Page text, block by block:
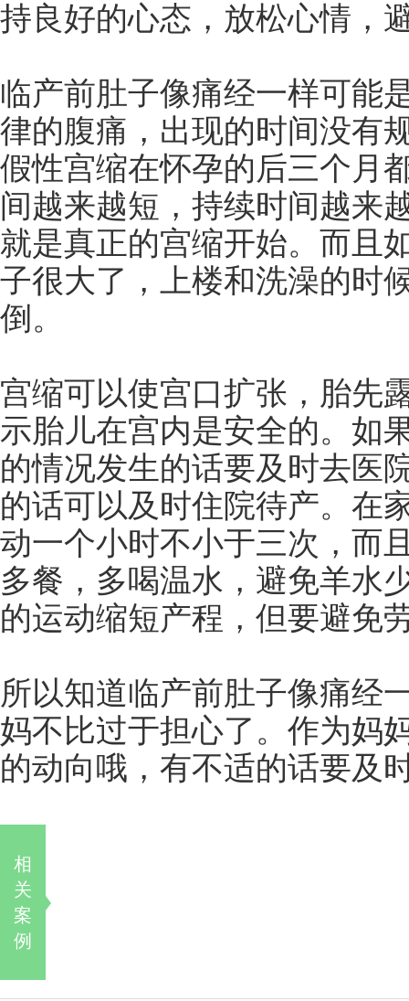
持良好的心态，放松心情，
临产前肚子像痛经一样可能
律的腹痛，出现的时间没有
假性宫缩在怀孕的后三个月
间越来越短，持续时间越来
就是真正的宫缩开始。而且
子很大了，上楼和洗澡的时
倒。
宫缩可以使宫口扩张，胎先
示胎儿在宫内是安全的。如
的情况发生的话要及时去医
的话可以及时住院待产。在
动一个小时不小于三次，而
多餐，多喝温水，避免羊水
的运动缩短产程，但要避免
所以知道临产前肚子像痛经
妈不比过于担心了。作为妈
的动向哦，有不适的话要及
相
关
案
例